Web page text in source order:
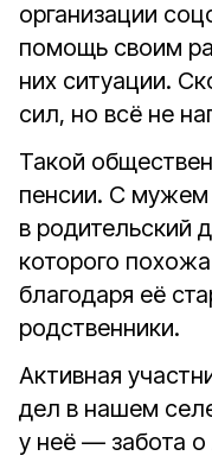
организации
помощь своим
них ситуации.
сил, но всё не
Такой
пенсии. С мужем
в родительский
которого
благодаря её
родственники.
Активная
дел в нашем
у неё — забота